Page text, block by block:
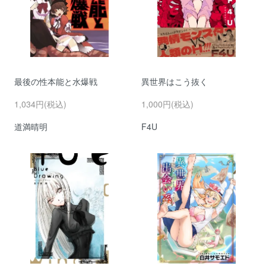
最後の性本能と水爆戦
1,034円(税込)
道満晴明
異世界はこう抜く
1,000円(税込)
F4U